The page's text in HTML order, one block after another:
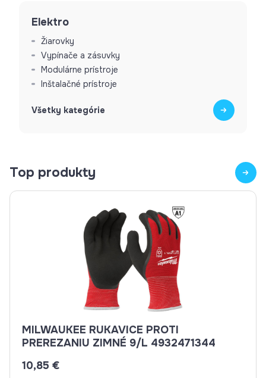
Elektro
Žiarovky
Vypínače a zásuvky
Modulárne prístroje
Inštalačné prístroje
Všetky kategórie
Top produkty
MILWAUKEE RUKAVICE PROTI
PREREZANIU ZIMNÉ 9/L 4932471344
10,85 €